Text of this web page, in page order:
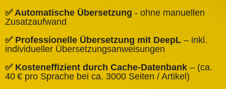
✅ Automatische Übersetzung - ohne manuellen
Zusatzaufwand
✅ Professionelle Übersetzung mit DeepL – inkl.
individueller Übersetzungsanweisungen
✅ Kosteneffizient durch Cache‑Datenbank – (ca.
40 € pro Sprache bei ca. 3000 Seiten / Artikel)